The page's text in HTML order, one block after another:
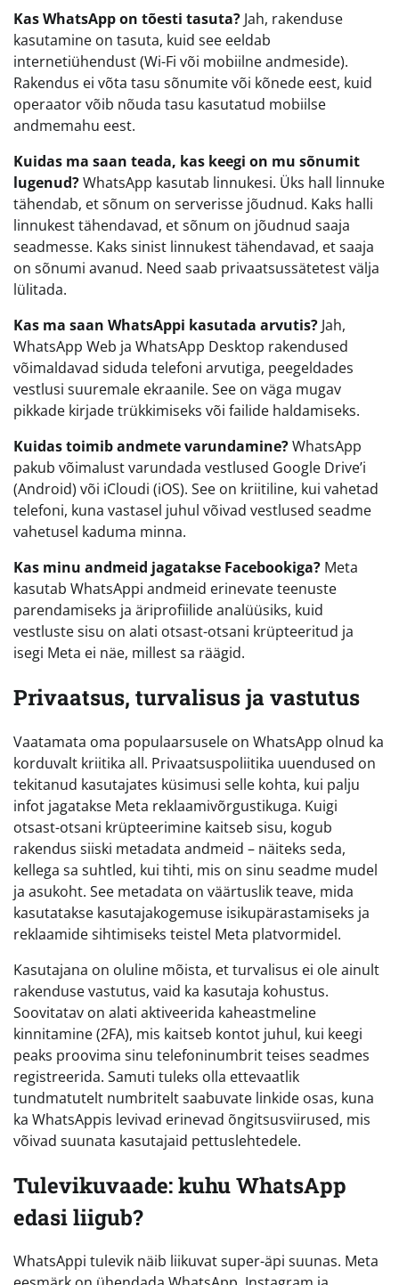
Kas WhatsApp on tõesti tasuta? Jah, rakenduse
kasutamine on tasuta, kuid see eeldab
internetiühendust (Wi-Fi või mobiilne andmeside).
Rakendus ei võta tasu sõnumite või kõnede eest, kuid
operaator võib nõuda tasu kasutatud mobiilse
andmemahu eest.
Kuidas ma saan teada, kas keegi on mu sõnumit
lugenud?WhatsApp kasutab linnukesi. Üks hall linnuke
tähendab, et sõnum on serverisse jõudnud. Kaks halli
linnukest tähendavad, et sõnum on jõudnud saaja
seadmesse. Kaks sinist linnukest tähendavad, et saaja
on sõnumi avanud. Need saab privaatsussätetest välja
lülitada.
Kas ma saan WhatsAppi kasutada arvutis? Jah,
WhatsApp Web ja WhatsApp Desktop rakendused
võimaldavad siduda telefoni arvutiga, peegeldades
vestlusi suuremale ekraanile. See on väga mugav
pikkade kirjade trükkimiseks või failide haldamiseks.
Kuidas toimib andmete varundamine?WhatsApp
pakub võimalust varundada vestlused Google Drive’i
(Android) või iCloudi (iOS). See on kriitiline, kui vahetad
telefoni, kuna vastasel juhul võivad vestlused seadme
vahetusel kaduma minna.
Kas minu andmeid jagatakse Facebookiga? Meta
kasutab WhatsAppi andmeid erinevate teenuste
parendamiseks ja äriprofiilide analüüsiks, kuid
vestluste sisu on alati otsast-otsani krüpteeritud ja
isegi Meta ei näe, millest sa räägid.
Privaatsus, turvalisus ja vastutus
Vaatamata oma populaarsusele on WhatsApp olnud ka
korduvalt kriitika all. Privaatsuspoliitika uuendused on
tekitanud kasutajates küsimusi selle kohta, kui palju
infot jagatakse Meta reklaamivõrgustikuga. Kuigi
otsast-otsani krüpteerimine kaitseb sisu, kogub
rakendus siiski metadata andmeid – näiteks seda,
kellega sa suhtled, kui tihti, mis on sinu seadme mudel
ja asukoht. See metadata on väärtuslik teave, mida
kasutatakse kasutajakogemuse isikupärastamiseks ja
reklaamide sihtimiseks teistel Meta platvormidel.
Kasutajana on oluline mõista, et turvalisus ei ole ainult
rakenduse vastutus, vaid ka kasutaja kohustus.
Soovitatav on alati aktiveerida kaheastmeline
kinnitamine (2FA), mis kaitseb kontot juhul, kui keegi
peaks proovima sinu telefoninumbrit teises seadmes
registreerida. Samuti tuleks olla ettevaatlik
tundmatutelt numbritelt saabuvate linkide osas, kuna
ka WhatsAppis levivad erinevad õngitsusviirused, mis
võivad suunata kasutajaid pettuslehtedele.
Tulevikuvaade: kuhu WhatsApp
edasi liigub?
WhatsAppi tulevik näib liikuvat super-äpi suunas. Meta